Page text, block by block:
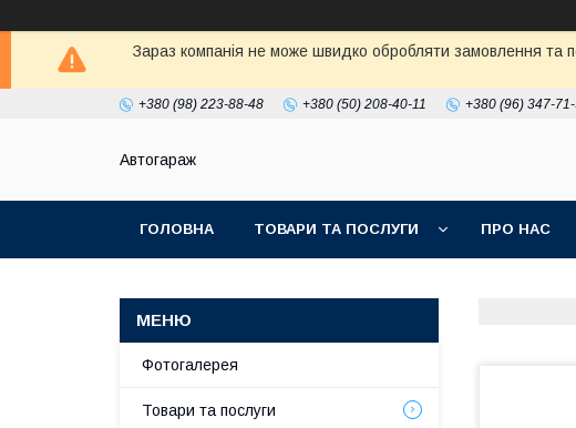
Зараз компанія не може швидко обробляти замовлення та
+380 (98) 223-88-48 +380 (50) 208-40-11 +380 (96) 347-
Автогараж
ГОЛОВНА ТОВАРИ ТА ПОСЛУГИ ПРО НАС
Фотогалерея
Товари та послуги